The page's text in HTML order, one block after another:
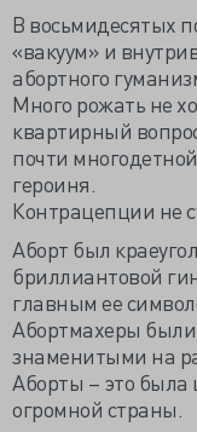
В восьмидесятых
«вакуум» и
абортного
Много рожать не
квартирный
почти
героиня.
Контрацепции не
Аборт был
бриллиантовой
главным ее
Абортмахеры
знаменитыми на
Аборты – это была
огромной страны.